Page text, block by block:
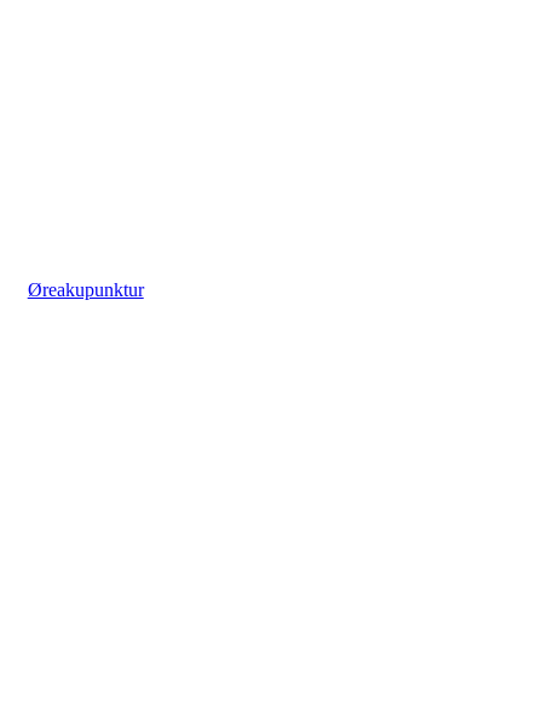
Øreakupunktur